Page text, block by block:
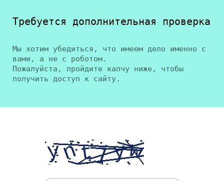
Требуется дополнительная проверка
Мы хотим убедиться, что имеем дело именно с
вами, а не с роботом.
Пожалуйста, пройдите капчу ниже, чтобы
получить доступ к сайту.